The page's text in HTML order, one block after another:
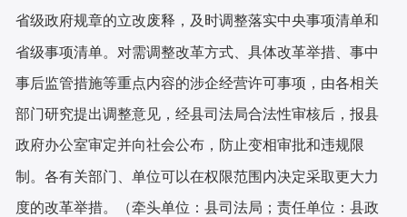
省级政府规章的立改废释，及时调整落实中央事项清单和
省级事项清单。对需调整改革方式、具体改革举措、事中
事后监管措施等重点内容的涉企经营许可事项，由各相关
部门研究提出调整意见，经县司法局合法性审核后，报县
政府办公室审定并向社会公布，防止变相审批和违规限
制。各有关部门、单位可以在权限范围内决定采取更大力
度的改革举措。（牵头单位：县司法局；责任单位：县政